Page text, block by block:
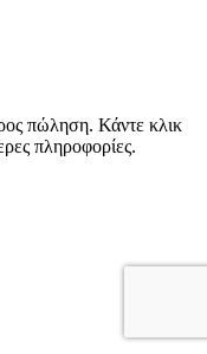
πώληση. Κάντε κλικ
πληροφορίες.